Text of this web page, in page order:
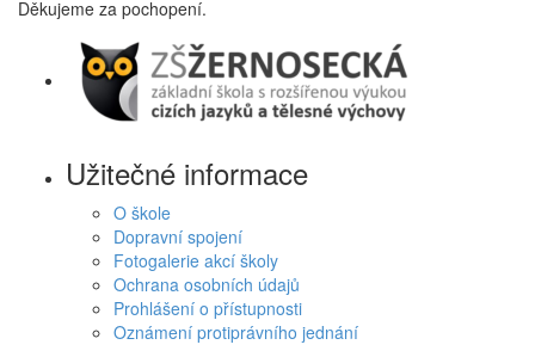
Děkujeme za pochopení.
Užitečné informace
O škole
Dopravní spojení
Fotogalerie akcí školy
Ochrana osobních údajů
Prohlášení o přístupnosti
Oznámení protiprávního jednání